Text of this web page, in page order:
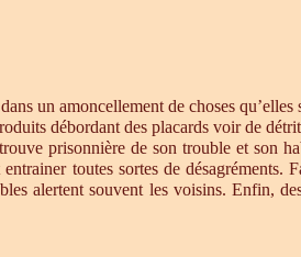
un amoncellement de choses
débordant des placards voir de
prisonnière de son trouble et son
toutes sortes de désagréments.
alertent souvent les voisins. Enfin,